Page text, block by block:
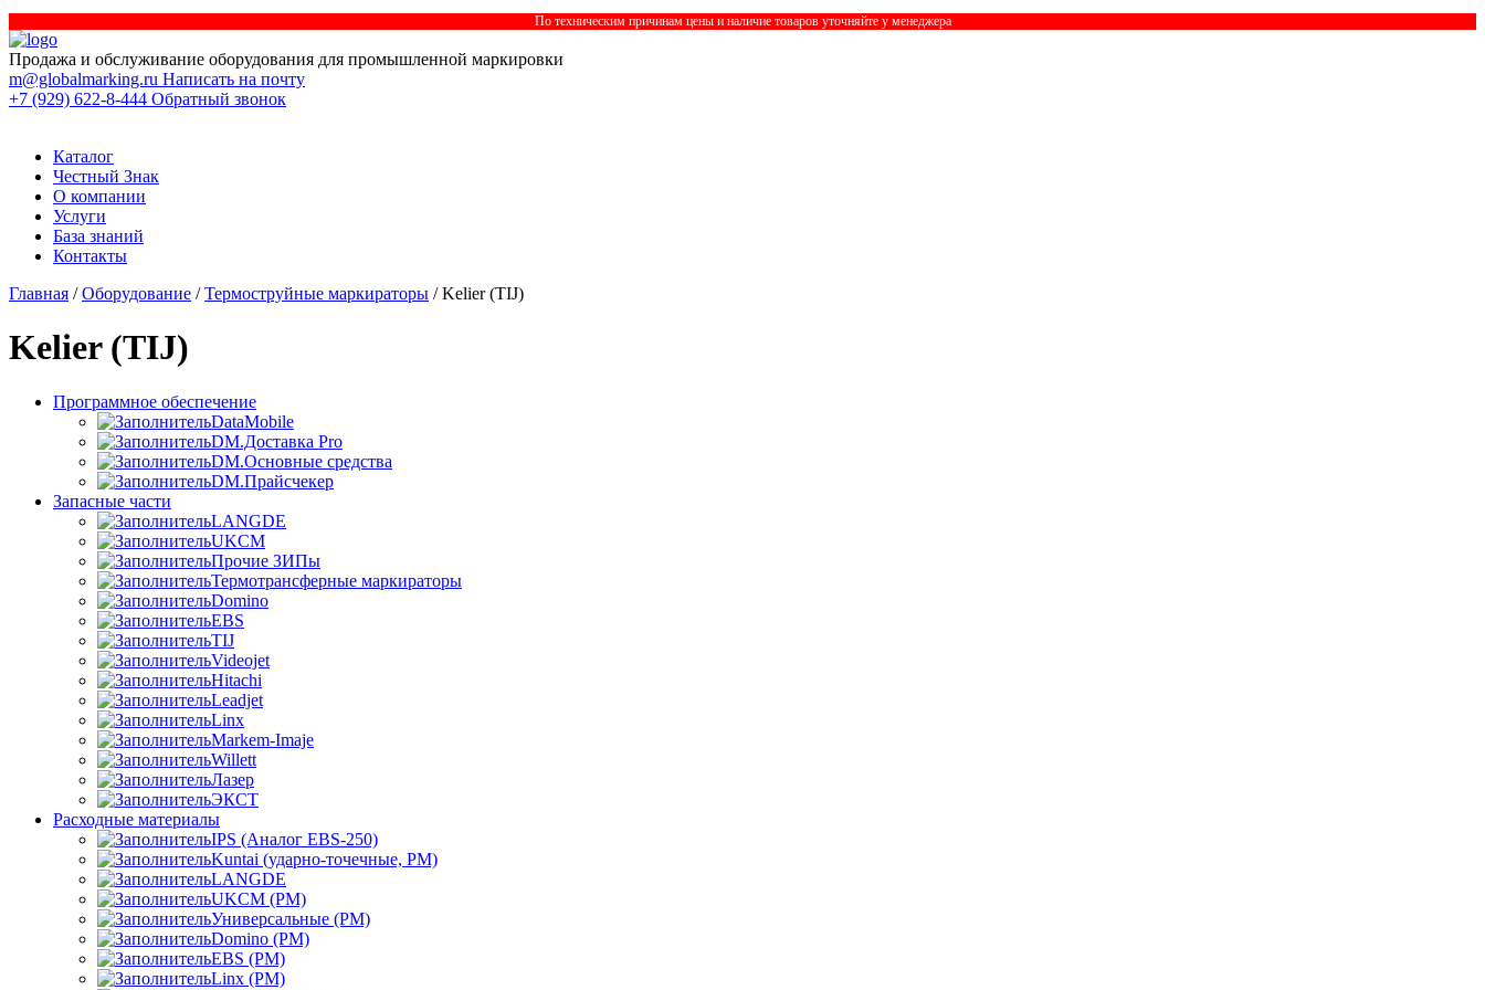
По техническим причинам цены и наличие товаров уточняйте у менеджера
Продажа и обслуживание оборудования для промышленной маркировки
m@globalmarking.ru Написать на почту
+7 (929) 622-8-444 Обратный звонок
Каталог
Честный Знак
О компании
Услуги
База знаний
Контакты
Главная /Оборудование /Термоструйные маркираторы / Kelier (TIJ)
Kelier (TIJ)
Программное обеспечение
DataMobile
DM.Доставка Pro
DM.Основные средства
DM.Прайсчекер
Запасные части
LANGDE
UKCM
Прочие ЗИПы
Термотрансферные маркираторы
Domino
EBS
TIJ
Videojet
Hitachi
Leadjet
Linx
Markem-Imaje
Willett
Лазер
ЭКСТ
Расходные материалы
IPS (Аналог EBS-250)
Kuntai (ударно-точечные, РМ)
LANGDE
UKCM (РМ)
Универсальные (РМ)
Domino (РМ)
EBS (РМ)
Linx (РМ)